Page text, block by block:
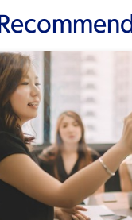
Recommend